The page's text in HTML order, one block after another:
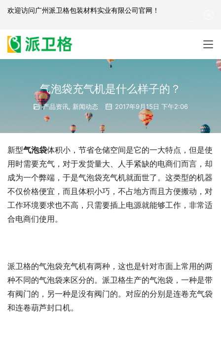
气泡袋充气机是什么样子的？
产品资讯, 新闻动态 2017年9月15日 下午2:06
新型气泡袋体积小，节省仓储空间是它的一大特点，但是使
用时需要充气，对于发货量大、人手紧缺的电商们而言，却
成为一个弊端，于是气泡袋充气机就面世了。这类型的机器
不仅价格便宜，而且体积小巧，不占地方而且方便搬动，对
工作环境要求也不高，只需要插上电源就能够工作，非常适
合电商们使用。
派卫格的气泡袋充气机有两种，这也是针对市面上常用的两
种不同的气泡袋来区分的。派卫格生产的气泡袋，一种是带
有阀门的，另一种是没有阀门的。对应的分别是连卷充气袋
和连卷葫芦封口机。
欢迎访问广州派卫格包装材料实业有限公司官网 ！